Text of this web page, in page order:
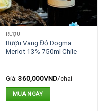
RƯỢU
Rượu Vang Đỏ Dogma
Merlot 13% 750ml Chile
Giá: 360,000VND/chai
MUA NGAY